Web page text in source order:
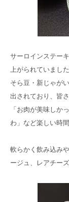
サーロインステー
上がられていました
そら豆・新じゃが
出されており、皆
「お肉が美味しか
わ」など楽しい時
軟らかく飲み込み
ージュ、レアチー